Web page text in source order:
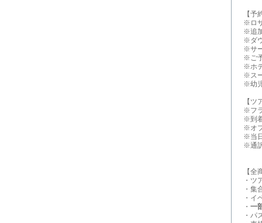
【予
※ロ
※追
※ダ
※サ
※ご
※ホ
※ス
※幼
【ツ
※フ
※到
※オ
※当
※通
【全
・ツ
・集
・イ
・ 一
・パ